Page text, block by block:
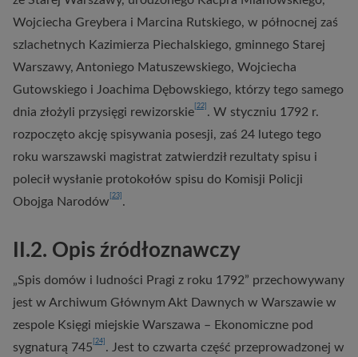
Wojciecha Greybera i Marcina Rutskiego, w północnej zaś
szlachetnych Kazimierza Piechalskiego, gminnego Starej
Warszawy, Antoniego Matuszewskiego, Wojciecha
Gutowskiego i Joachima Dębowskiego, którzy tego samego
dnia złożyli przysięgi rewizorskie[22] . W styczniu 1792 r.
rozpoczęto akcję spisywania posesji, zaś 24 lutego tego
roku warszawski magistrat zatwierdził rezultaty spisu i
polecił wysłanie protokołów spisu do Komisji Policji
Obojga Narodów [23] .
II.2. Opis źródłoznawczy
„Spis domów i ludności Pragi z roku 1792” przechowywany
jest w Archiwum Głównym Akt Dawnych w Warszawie w
zespole Księgi miejskie Warszawa – Ekonomiczne pod
sygnaturą 745 [24] . Jest to czwarta część przeprowadzonej w